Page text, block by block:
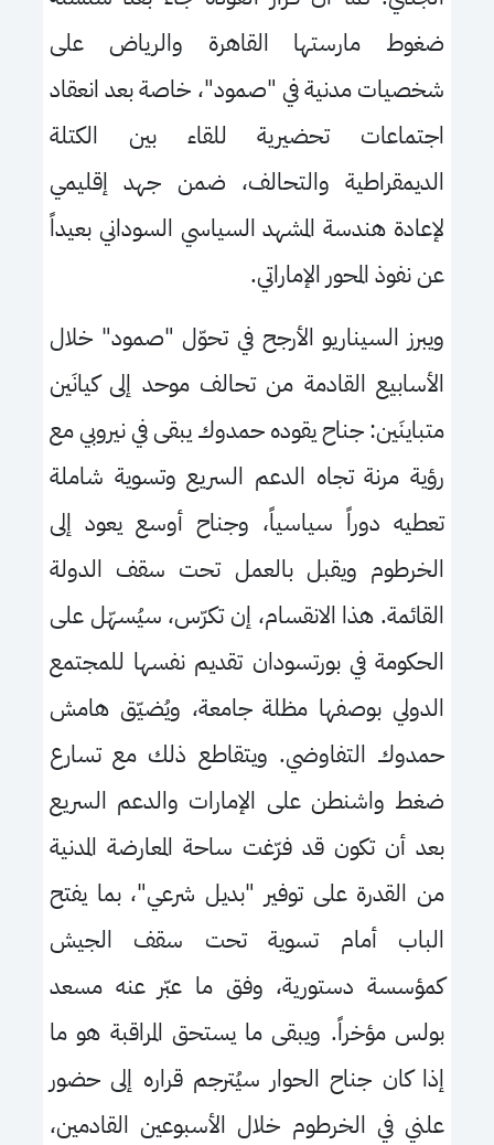
ضغوط مارستها القاهرة والرياض على
شخصيات مدنية في "صمود"، خاصة بعد انعقاد
اجتماعات تحضيرية للقاء بين الكتلة
الديمقراطية والتحالف، ضمن جهد إقليمي
لإعادة هندسة المشهد السياسي السوداني بعيداً
عن نفوذ المحور الإماراتي.
ويبرز السيناريو الأرجح في تحوّل "صمود" خلال
الأسابيع القادمة من تحالف موحد إلى كيانَين
متباينَين: جناح يقوده حمدوك يبقى في نيروبي مع
رؤية مرنة تجاه الدعم السريع وتسوية شاملة
تعطيه دوراً سياسياً، وجناح أوسع يعود إلى
الخرطوم ويقبل بالعمل تحت سقف الدولة
القائمة. هذا الانقسام، إن تكرّس، سيُسهّل على
الحكومة في بورتسودان تقديم نفسها للمجتمع
الدولي بوصفها مظلة جامعة، ويُضيّق هامش
حمدوك التفاوضي. ويتقاطع ذلك مع تسارع
ضغط واشنطن على الإمارات والدعم السريع
بعد أن تكون قد فرّغت ساحة المعارضة المدنية
من القدرة على توفير "بديل شرعي"، بما يفتح
الباب أمام تسوية تحت سقف الجيش
كمؤسسة دستورية، وفق ما عبّر عنه مسعد
بولس مؤخراً. ويبقى ما يستحق المراقبة هو ما
إذا كان جناح الحوار سيُترجم قراره إلى حضور
علني في الخرطوم خلال الأسبوعين القادمين،